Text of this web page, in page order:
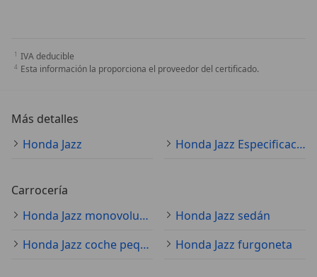
IVA deducible
Esta información la proporciona el proveedor del certificado.
Más detalles
Honda Jazz
Honda Jazz Especificaciones técnicas
Carrocería
Honda Jazz monovolumen
Honda Jazz sedán
Honda Jazz coche pequeño
Honda Jazz furgoneta